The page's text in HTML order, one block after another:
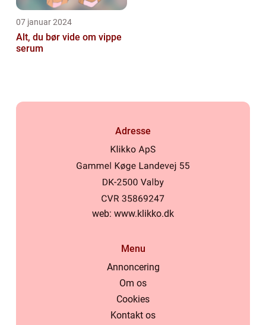
07 januar 2024
Alt, du bør vide om vippe
serum
Adresse
web: www.klikko.dk
Menu
Annoncering
Om os
Cookies
Kontakt os